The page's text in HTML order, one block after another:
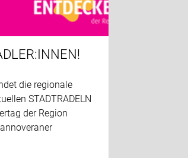
die regionale
STADTRADELN
der Region